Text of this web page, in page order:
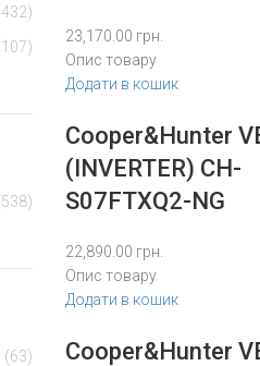
(63)
23,170.00 грн.
Опис товару
Додати в кошик
Cooper&Hunter
(INVERTER) CH-
S07FTXQ2-NG
22,890.00 грн.
Опис товару
Додати в кошик
Cooper&Hunter